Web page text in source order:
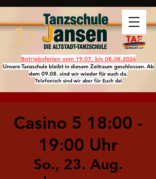
Betriebsferien vom 19.07. bis 08.08.2026
Unsere Tanzschule bleibt in diesem Zeitraum geschlossen. Ab
dem 09.08. sind wir wieder für euch da.
Telefonisch sind wir aber für Euch da!
Casino 5 18:00 -
19:00 Uhr
So., 23. Aug.